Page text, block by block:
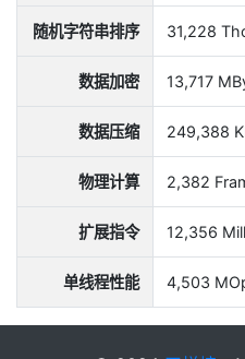
随机字符串排序 31,228
数据加密 13,717
数据压缩 249,388
物理计算 2,382
扩展指令 12,356
单线程性能 4,503